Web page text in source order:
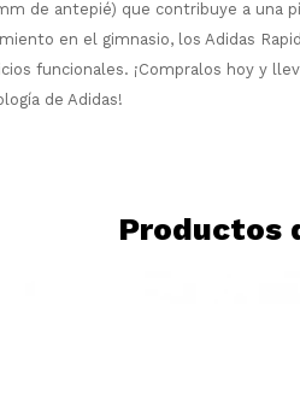
de antepié) que contribuye a una
en el gimnasio, los Adidas
funcionales. ¡Compralos hoy y
de Adidas!
Productos
Cédula
Día
Estás
¡Tenés
Parece
el